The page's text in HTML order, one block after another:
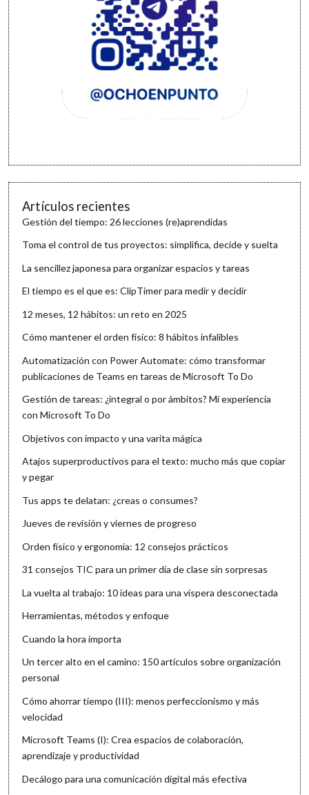
Artículos recientes
Gestión del tiempo: 26 lecciones (re)aprendidas
Toma el control de tus proyectos: simplifica, decide y suelta
La sencillez japonesa para organizar espacios y tareas
El tiempo es el que es: ClipTimer para medir y decidir
12 meses, 12 hábitos: un reto en 2025
Cómo mantener el orden físico: 8 hábitos infalibles
Automatización con Power Automate: cómo transformar
publicaciones de Teams en tareas de Microsoft To Do
Gestión de tareas: ¿integral o por ámbitos? Mi experiencia
con Microsoft To Do
Objetivos con impacto y una varita mágica
Atajos superproductivos para el texto: mucho más que copiar
y pegar
Tus apps te delatan: ¿creas o consumes?
Jueves de revisión y viernes de progreso
Orden físico y ergonomía: 12 consejos prácticos
31 consejos TIC para un primer día de clase sin sorpresas
La vuelta al trabajo: 10 ideas para una víspera desconectada
Herramientas, métodos y enfoque
Cuando la hora importa
Un tercer alto en el camino: 150 artículos sobre organización
personal
Cómo ahorrar tiempo (III): menos perfeccionismo y más
velocidad
Microsoft Teams (I): Crea espacios de colaboración,
aprendizaje y productividad
Decálogo para una comunicación digital más efectiva